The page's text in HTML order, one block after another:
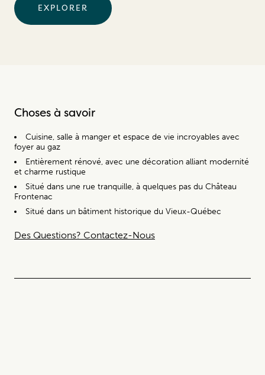
EXPLORER
Choses à savoir
Cuisine, salle à manger et espace de vie incroyables avec
foyer au gaz
Entièrement rénové, avec une décoration alliant modernité
et charme rustique
Situé dans une rue tranquille, à quelques pas du Château
Frontenac
Situé dans un bâtiment historique du Vieux-Québec
Des Questions? Contactez-Nous